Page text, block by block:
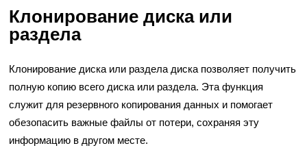
Клонирование диска или
раздела
Клонирование диска или раздела диска позволяет получить
полную копию всего диска или раздела. Эта функция
служит для резервного копирования данных и помогает
обезопасить важные файлы от потери, сохраняя эту
информацию в другом месте.